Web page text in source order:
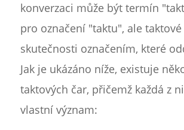
konverzaci může být termín
pro označení "taktu", ale
skutečnosti označením, které
Jak je ukázáno níže, existuje
taktových čar, přičemž každá z
vlastní význam: